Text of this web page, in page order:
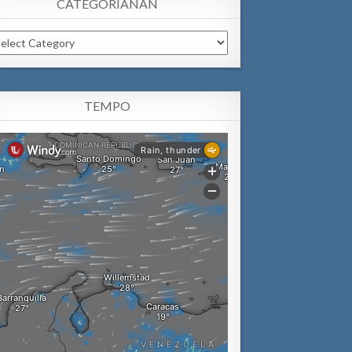
CATEGORIANAN
TEMPO